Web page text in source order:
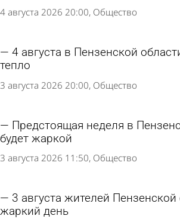
4 августа 2026 20:00 Общество
4 августа в Пензенской
тепло
3 августа 2026 20:00 Общество
Предстоящая неделя в
будет жаркой
3 августа 2026 11:50 Общество
3 августа жителей
жаркий день